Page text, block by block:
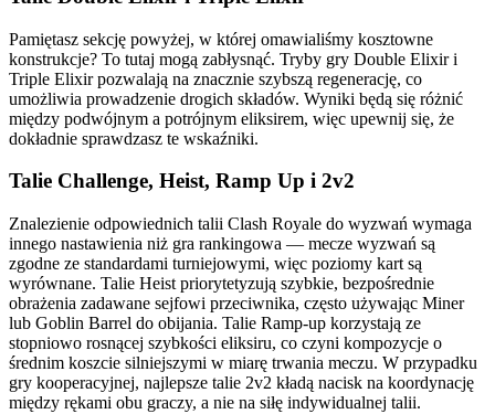
Pamiętasz sekcję powyżej, w której omawialiśmy kosztowne
konstrukcje? To tutaj mogą zabłysnąć. Tryby gry Double Elixir i
Triple Elixir pozwalają na znacznie szybszą regenerację, co
umożliwia prowadzenie drogich składów. Wyniki będą się różnić
między podwójnym a potrójnym eliksirem, więc upewnij się, że
dokładnie sprawdzasz te wskaźniki.
Talie Challenge, Heist, Ramp Up i 2v2
Znalezienie odpowiednich talii Clash Royale do wyzwań wymaga
innego nastawienia niż gra rankingowa — mecze wyzwań są
zgodne ze standardami turniejowymi, więc poziomy kart są
wyrównane. Talie Heist priorytetyzują szybkie, bezpośrednie
obrażenia zadawane sejfowi przeciwnika, często używając Miner
lub Goblin Barrel do obijania. Talie Ramp-up korzystają ze
stopniowo rosnącej szybkości eliksiru, co czyni kompozycje o
średnim koszcie silniejszymi w miarę trwania meczu. W przypadku
gry kooperacyjnej, najlepsze talie 2v2 kładą nacisk na koordynację
między rękami obu graczy, a nie na siłę indywidualnej talii.